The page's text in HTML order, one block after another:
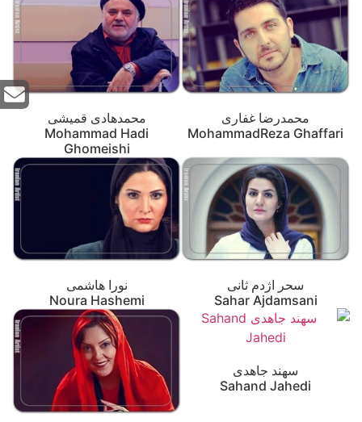
محمدرضا غفاری
MohammadReza Ghaffari
محمدهادی قمیشی
Mohammad Hadi
Ghomeishi
سحر اژدم ثانی
Sahar Ajdamsani
نورا هاشمی
Noura Hashemi
سهند جاهدی
Sahand Jahedi